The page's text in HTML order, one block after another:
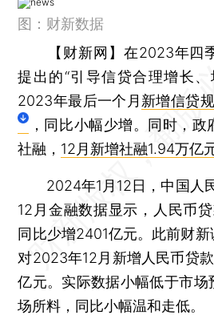
图：财新数据
【财新网】 在2023年四
提出的“引导信贷合理增长、
2023年最后一个月 新增信贷
，同比小幅少增。同时，
社融， 12月新增社融1.94万亿
2024年1月12日，中国人
12月金融数据显示，人民币贷
同比少增2401亿元。此前财
对2023年12月新增人民币贷
亿元。实际数据小幅低于市场
场所料，同比小幅温和走低。